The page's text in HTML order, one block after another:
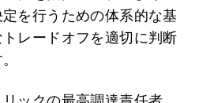
を行うための体系的な基
レードオフを適切に判断